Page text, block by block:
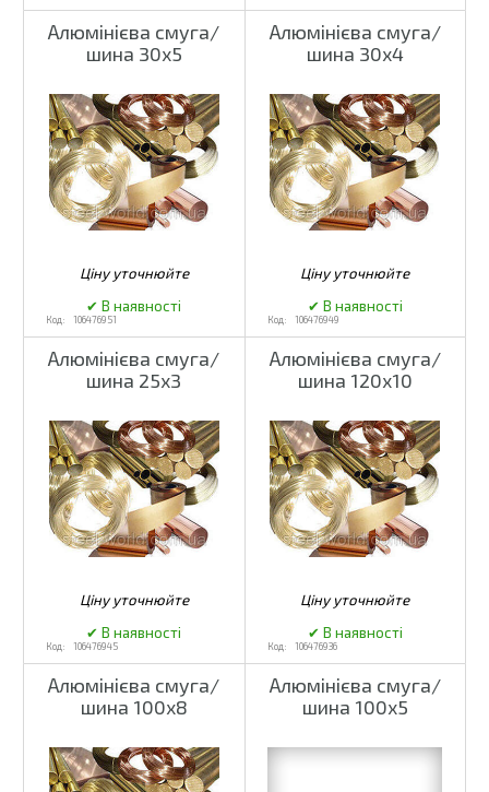
Алюмінієва смуга/
шина 30x5
106476951
Алюмінієва смуга/
шина 30x4
106476949
Алюмінієва смуга/
шина 25x3
106476945
Алюмінієва смуга/
шина 120x10
106476936
Алюмінієва смуга/
шина 100x8
Алюмінієва смуга/
шина 100x5